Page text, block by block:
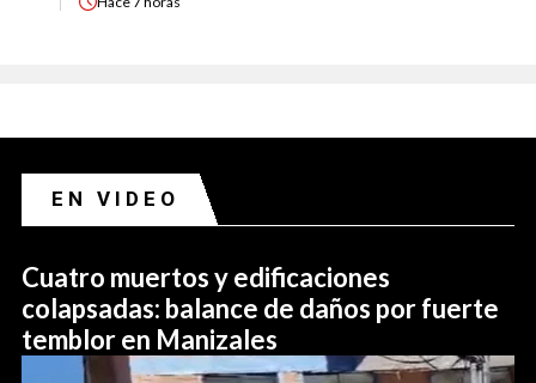
EN VIDEO
Cuatro muertos y edificaciones
colapsadas: balance de daños por fuerte
temblor en Manizales